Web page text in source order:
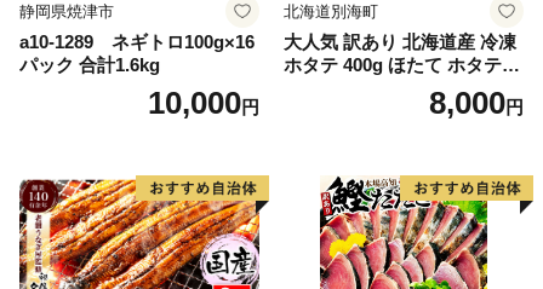
静岡県焼津市
a10-1289 ネギトロ100g×16
パック 合計1.6kg
10,000円
北海道別海町
大人気 訳あり 北海道産 冷凍
ホタテ 400g ほたて ホタテ
8,000円